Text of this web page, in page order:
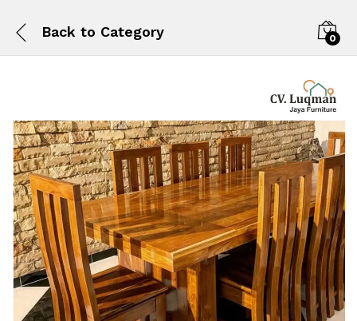
Back to Category 0